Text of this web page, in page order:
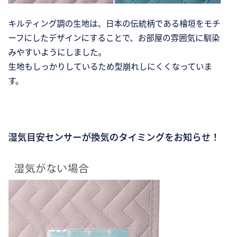
キルティング調の生地は、日本の伝統柄である檜垣をモチ
ーフにしたデザインにすることで、お部屋の雰囲気に馴染
みやすいようにしました。
生地もしっかりしているため型崩れしにくくなっていま
す。
湿気目安センサーが換気のタイミングをお知らせ！